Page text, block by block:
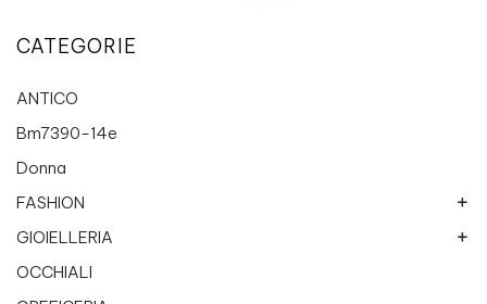
CATEGORIE
ANTICO
Bm7390-14e
Donna
FASHION
Breil Jewels
Collanine colorate
GIOIELLERIA
Chimento
OCCHIALI